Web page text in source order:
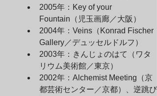
2005年：Key of your
Fountain（児玉画廊／大阪）
2004年：Veins（Konrad Fischer
Gallery／デュッセルドルフ）
2003年：きんじょのはて（ワタ
リウム美術館／東京）
2002年：Alchemist Meeting（京
都芸術センター／京都）、逆跳び